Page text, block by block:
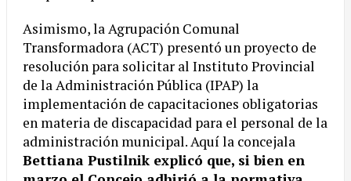
Asimismo, la Agrupación Comunal
Transformadora (ACT) presentó un proyecto de
resolución para solicitar al Instituto Provincial
de la Administración Pública (IPAP) la
implementación de capacitaciones obligatorias
en materia de discapacidad para el personal de la
administración municipal. Aquí la concejala
Bettiana Pustilnik explicó que, si bien en